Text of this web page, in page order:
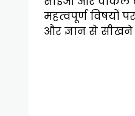
महत्वपूर्ण विषयों
और ज्ञान से